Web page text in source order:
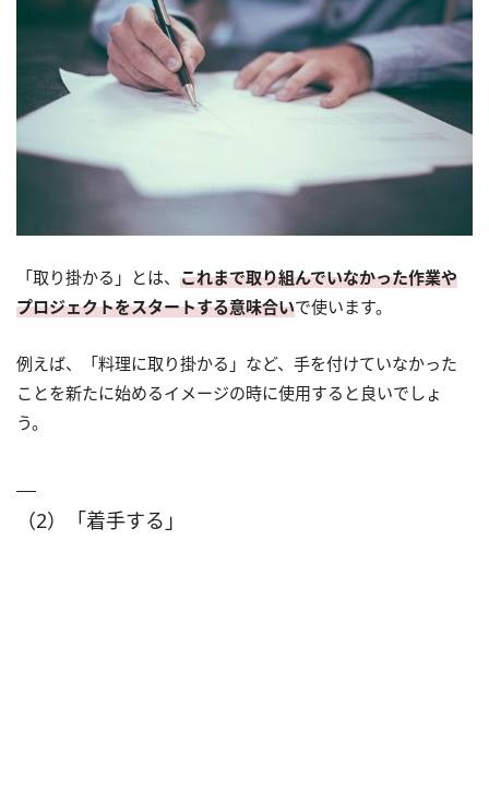
「取り掛かる」とは、 これまで取り組んでいなかった作業や
プロジェクトをスタートする意味合いで使います。
例えば、「料理に取り掛かる」など、手を付けていなかった
ことを新たに始めるイメージの時に使用すると良いでしょ
う。
（2）「着手する」